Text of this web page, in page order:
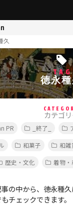
久
TAG
徳永
カテゴ
PR _終了_
和菓子 和雑
歴史・文化 着物・
の中から、徳永種
チェックできます。